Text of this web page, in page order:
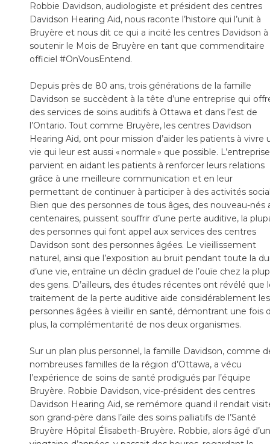
Robbie Davidson, audiologiste et président des centres
Davidson Hearing Aid, nous raconte l’histoire qui l’unit à
Bruyère et nous dit ce qui a incité les centres Davidson à
soutenir le Mois de Bruyère en tant que commenditaire
officiel #OnVousEntend.
Depuis près de 80 ans, trois générations de la famille
Davidson se succèdent à la tête d’une entreprise qui
des services de soins auditifs à Ottawa et dans l’est de
l’Ontario. Tout comme Bruyère, les centres Davidson
Hearing Aid, ont pour mission d’aider les patients à vivre
vie qui leur est aussi « normale » que possible.
parvient en aidant les patients à renforcer leurs relations
grâce à une meilleure communication et en leur
permettant de continuer à participer à des activités
Bien que des personnes de tous âges, des nouveau-nés
centenaires, puissent souffrir d’une perte auditive, la
des personnes qui font appel aux services des centres
Davidson sont des personnes âgées. Le vieillissement
naturel, ainsi que l’exposition au bruit pendant toute la
d’une vie, entraîne un déclin graduel de l’ouïe chez la
des gens. D’ailleurs, des études récentes ont révélé que
traitement de la perte auditive aide considérablement les
personnes âgées à vieillir en santé, démontrant une fois
plus, la complémentarité de nos deux organismes.
Sur un plan plus personnel, la famille Davidson, comme
nombreuses familles de la région d’Ottawa, a vécu
l’expérience de soins de santé prodigués par l’équipe
Bruyère. Robbie Davidson, vice-président des centres
Davidson Hearing Aid, se remémore quand il rendait
son grand-père dans l’aile des soins palliatifs de l’Santé
Bruyère Hôpital Élisabeth-Bruyère. Robbie, alors âgé